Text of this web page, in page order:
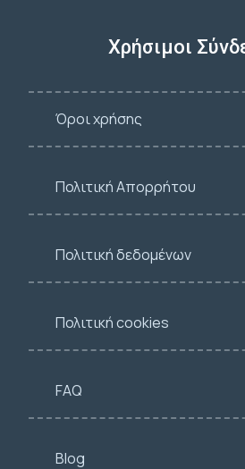
Χρήσιμοι
Όροι χρήσης
Πολιτική Απορρήτου
Πολιτική δεδομένων
Πολιτική cookies
FAQ
Blog